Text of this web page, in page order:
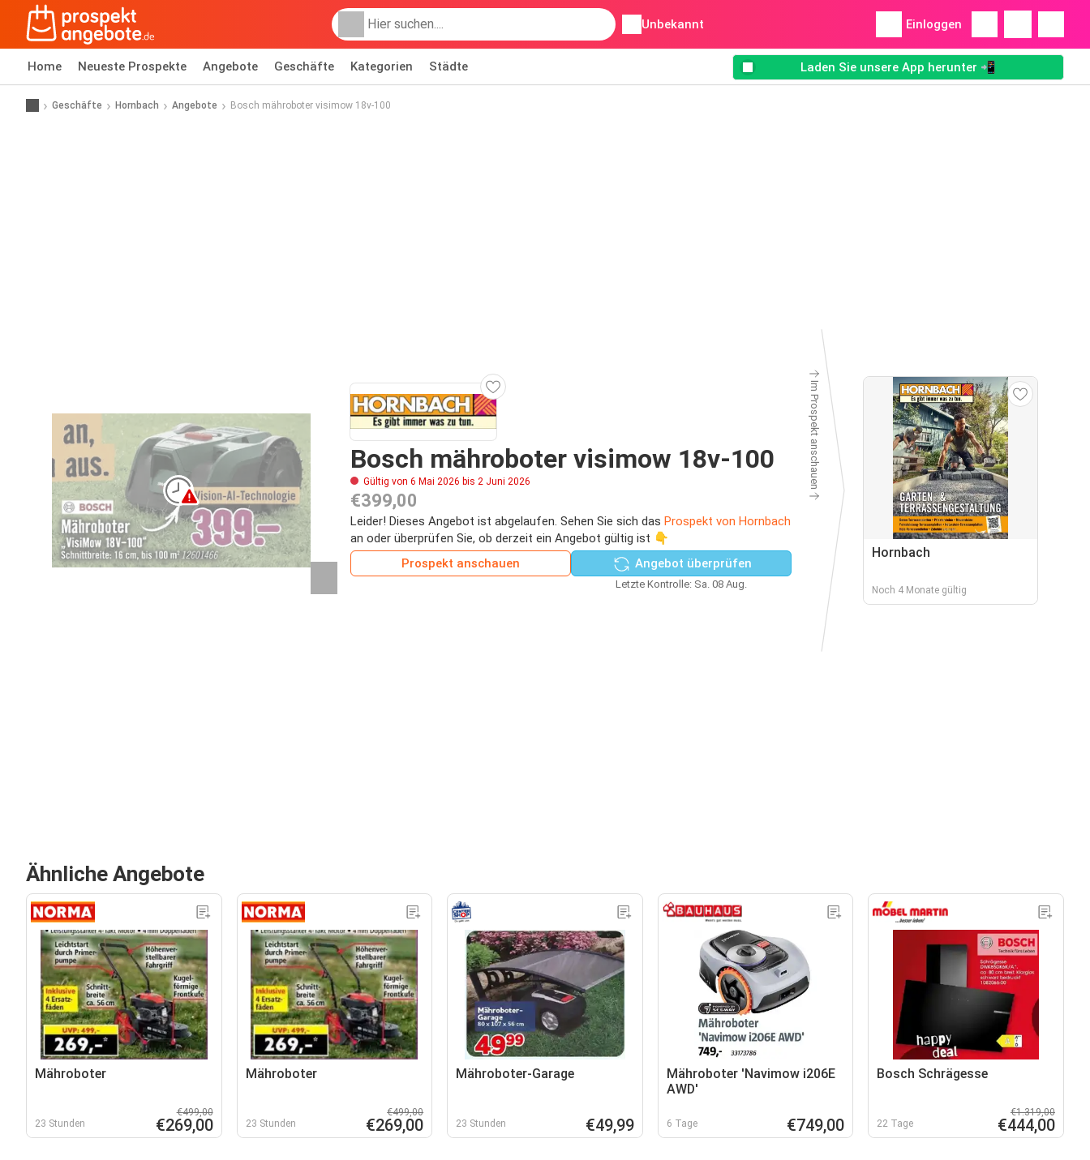
Unbekannt Einloggen
Home Neueste Prospekte Angebote Geschäfte Kategorien Städte Laden Sie unsere App herunter 📲
Geschäfte Hornbach Angebote Bosch mähroboter visimow 18v-100
Bosch mähroboter visimow 18v-100
Gültig von 6 Mai 2026 bis 2 Juni 2026
€399,00
Leider! Dieses Angebot ist abgelaufen. Sehen Sie sich das Prospekt von Hornbach
an oder überprüfen Sie, ob derzeit ein Angebot gültig ist 👇
Prospekt anschauen
Angebot überprüfen
Letzte Kontrolle: Sa. 08 Aug.
Im Prospekt anschauen
Hornbach
Noch 4 Monate gültig
Ähnliche Angebote
Mähroboter
23 Stunden
€499,00
€269,00
Mähroboter
23 Stunden
€499,00
€269,00
Mähroboter-Garage
23 Stunden €49,99
Mähroboter 'Navimow i206E
AWD'
6 Tage €749,00
Bosch Schrägesse
22 Tage
€1.319,00
€444,00